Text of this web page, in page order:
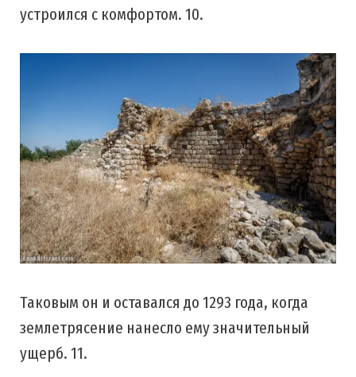
устроился с комфортом. 10.
Таковым он и оставался до 1293 года, когда
землетрясение нанесло ему значительный
ущерб. 11.